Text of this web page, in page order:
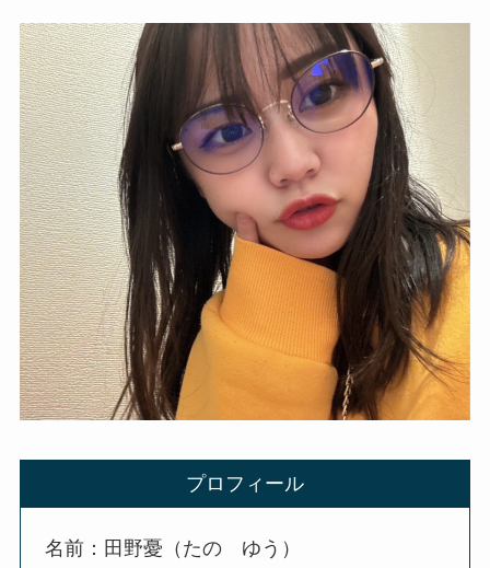
プロフィール
名前：田野憂（たの ゆう）